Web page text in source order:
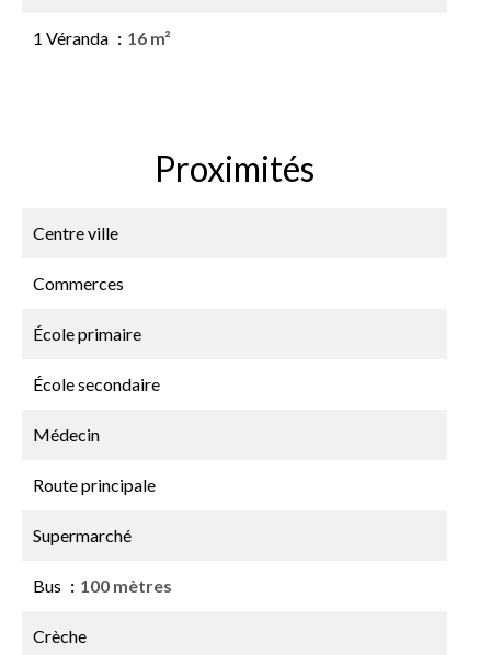
1 Véranda 16 m²
Proximités
Centre ville
Commerces
École primaire
École secondaire
Médecin
Route principale
Supermarché
Bus 100 mètres
Crèche